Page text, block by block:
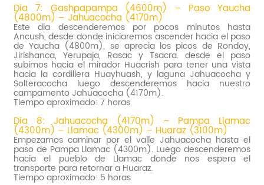
Dia 7: Gashpapampa (4600m) – Paso Yaucha
(4800m) – Jahuacocha (4170m)
Este dia descenderemos por pocos minutos hasta
Ancush, desde donde iniciaremos ascender hacia el paso
de Yaucha (4800m), se aprecia los picos de Rondoy,
Jirishanca, Yerupaja, Rasac y Tsacra. desde el paso
subimos hacia el mirador Huacrish para tener una vista
hacia la cordillera Huayhuash, y laguna Jahuacocha y
Solteracocha luego descenderemos hacia nuestro
campamento Jahuacocha (4170m).
Tiempo aproximado: 7 horas
Dia 8: Jahuacocha (4170m) – Pampa Llamac
(4300m) – Llamac (4300m) – Huaraz (3100m)
Empezamos caminar por el valle Jahuacocha hasta el
paso de Pampa Llamac (4300m). Luego descenderemos
hacia el pueblo de Llamac donde nos espera el
transporte para retornar a Huaraz.
Tiempo aproximado: 5 horas